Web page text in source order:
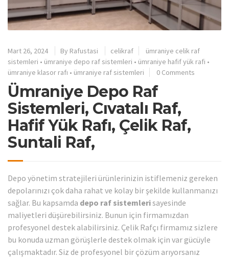
Mart 26, 2024 By Rafustasi celikraf
ümraniye celik raf
sistemleri • ümraniye depo raf sistemleri • ümraniye hafif yük rafi •
ümraniye klasor rafı • ümraniye raf sistemleri 0 Comments
Ümraniye Depo Raf
Sistemleri, Cıvatalı Raf,
Hafif Yük Rafı, Çelik Raf,
Suntali Raf,
Depo yönetim stratejileri ürünlerinizin istiflemeniz gereken
depolarınızı çok daha rahat ve kolay bir şekilde kullanmanızı
sağlar. Bu kapsamda depo raf sistemlerisayesinde
maliyetleri düşürebilirsiniz. Bunun için firmamızdan
profesyonel destek alabilirsiniz. Çelik Rafçı firmamız sizlere
bu konuda uzman görüşlerle destek olmak için var gücüyle
çalışmaktadır. Siz de profesyonel bir çözüm arıyorsanız